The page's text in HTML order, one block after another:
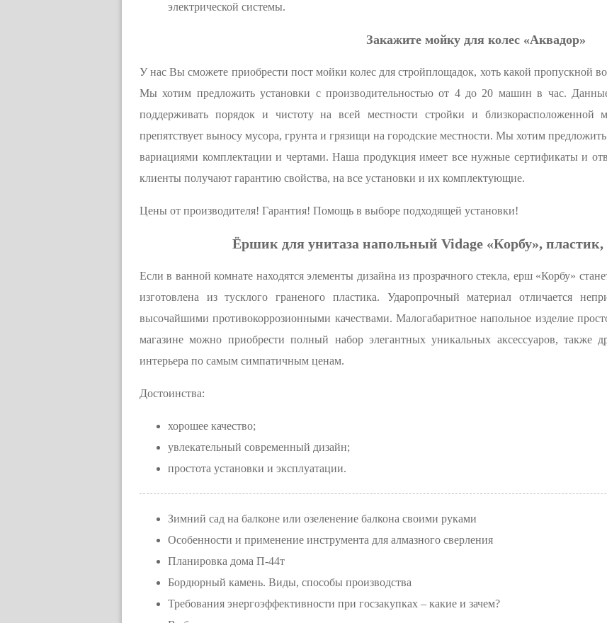
электрической системы.
Закажите мойку для колес «Аквадор»
У нас Вы сможете приобрести пост мойки колес для стройплощадок, хоть какой пропускной
Мы хотим предложить установки с производительностью от 4 до 20 машин в час.
поддерживать порядок и чистоту на всей местности стройки и близкорасположенной
препятствует выносу мусора, грунта и грязищи на городские местности. Мы хотим
вариациями комплектации и чертами. Наша продукция имеет все нужные сертификаты и
клиенты получают гарантию свойства, на все установки и их комплектующие.
Цены от производителя! Гарантия! Помощь в выборе подходящей установки!
Ёршик для унитаза напольный Vidage «Корбу»,
Если в ванной комнате находятся элементы дизайна из прозрачного стекла, ерш «Корбу»
изготовлена из тусклого граненого пластика. Ударопрочный материал отличается
высочайшими противокоррозионными качествами. Малогабаритное напольное изделие
магазине можно приобрести полный набор элегантных уникальных аксессуаров, также
интерьера по самым симпатичным ценам.
Достоинства:
хорошее качество;
увлекательный современный дизайн;
простота установки и эксплуатации.
Зимний сад на балконе или озеленение балкона своими руками
Особенности и применение инструмента для алмазного сверления
Планировка дома П-44т
Бордюрный камень. Виды, способы производства
Требования энергоэффективности при госзакупках – какие и зачем?